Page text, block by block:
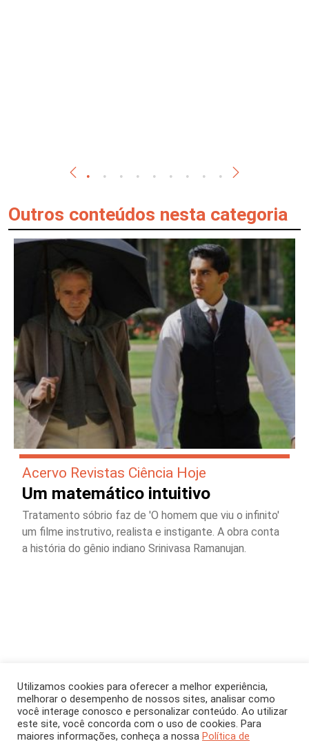
Outros conteúdos nesta categoria
Acervo Revistas Ciência Hoje
Um matemático intuitivo
Tratamento sóbrio faz de 'O homem que viu o infinito'
um filme instrutivo, realista e instigante. A obra conta
a história do gênio indiano Srinivasa Ramanujan.
Utilizamos cookies para oferecer a melhor experiência,
melhorar o desempenho de nossos sites, analisar como
você interage conosco e personalizar conteúdo. Ao utilizar
este site, você concorda com o uso de cookies. Para
maiores informações, conheça a nossa Política de